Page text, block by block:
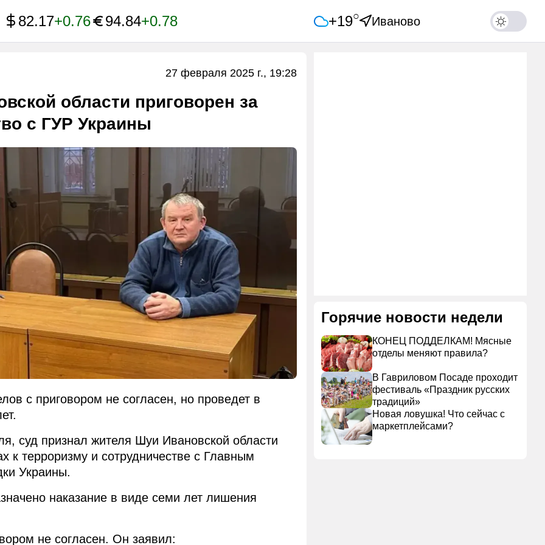
82.17+0.76 94.84+0.78 +19○ Иваново
27 февраля 2025 г., 19:28
области приговорен за
с ГУР Украины
с приговором не согласен, но проведет в
суд признал жителя Шуи Ивановской области
к терроризму и сотрудничестве с Главным
Украины.
наказание в виде семи лет лишения
не согласен. Он заявил:
Горячие новости недели
КОНЕЦ ПОДДЕЛКАМ! Мясные
отделы меняют правила?
В Гавриловом Посаде проходит
фестиваль «Праздник русских
традиций»
Новая ловушка! Что сейчас с
маркетплейсами?